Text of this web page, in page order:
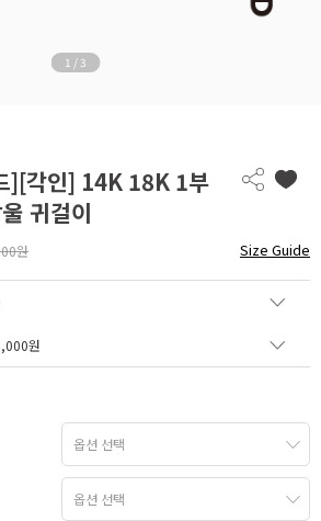
1 / 3
][각인] 14K 18K 1부
귀걸이
원 Size Guide
원